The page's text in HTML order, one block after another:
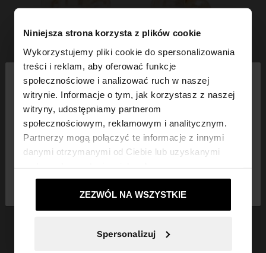
Niniejsza strona korzysta z plików cookie
Wykorzystujemy pliki cookie do spersonalizowania
treści i reklam, aby oferować funkcje
społecznościowe i analizować ruch w naszej
witrynie. Informacje o tym, jak korzystasz z naszej
witryny, udostępniamy partnerom
społecznościowym, reklamowym i analitycznym.
Partnerzy mogą połączyć te informacje z innymi
danymi otrzymanymi od Ciebie lub uzyskanymi
ZEZWÓL NA WSZYSTKIE
Spersonalizuj
witaj
Odwiedzasz stronę z Polska. Czy chcesz
przeglądać naszą stronę United States?